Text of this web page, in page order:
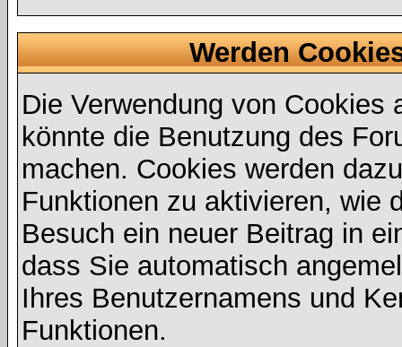
Werden
Die Verwendung von
könnte die Benutzung des
machen. Cookies werden
Funktionen zu aktivieren, wie
Besuch ein neuer Beitrag in
dass Sie automatisch
Ihres Benutzernamens und
Funktionen.